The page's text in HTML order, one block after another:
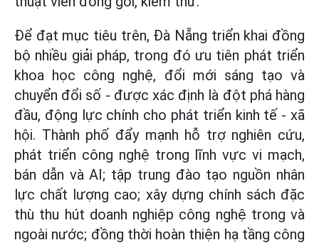
Để đạt mục tiêu trên, Đà Nẵng triển khai đồng
bộ nhiều giải pháp, trong đó ưu tiên phát triển
khoa học công nghệ, đổi mới sáng tạo và
chuyển đổi số - được xác định là đột phá hàng
đầu, động lực chính cho phát triển kinh tế - xã
hội. Thành phố đẩy mạnh hỗ trợ nghiên cứu,
phát triển công nghệ trong lĩnh vực vi mạch,
bán dẫn và AI; tập trung đào tạo nguồn nhân
lực chất lượng cao; xây dựng chính sách đặc
thù thu hút doanh nghiệp công nghệ trong và
ngoài nước; đồng thời hoàn thiện hạ tầng công